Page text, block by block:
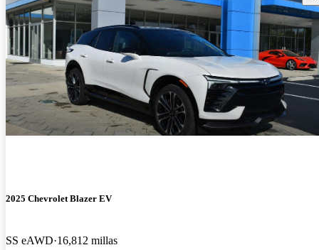
2025 Chevrolet Blazer EV
SS eAWD 16,812 millas